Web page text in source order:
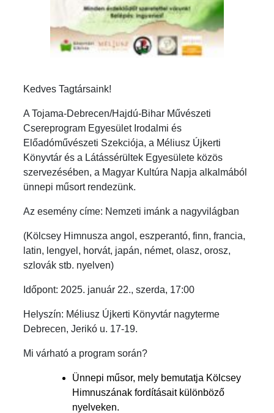
Kedves Tagtársaink!
A Tojama-Debrecen/Hajdú-Bihar Művészeti
Csereprogram Egyesület Irodalmi és
Előadóművészeti Szekciója, a Méliusz Újkerti
Könyvtár és a Látássérültek Egyesülete közös
szervezésében, a Magyar Kultúra Napja alkalmából
ünnepi műsort rendezünk.
Az esemény címe: Nemzeti imánk a nagyvilágban
(Kölcsey Himnusza angol, eszperantó, finn, francia,
latin, lengyel, horvát, japán, német, olasz, orosz,
szlovák stb. nyelven)
Időpont: 2025. január 22., szerda, 17:00
Helyszín: Méliusz Újkerti Könyvtár nagyterme
Debrecen, Jerikó u. 17-19.
Mi várható a program során?
Ünnepi műsor, mely bemutatja Kölcsey
Himnuszának fordításait különböző
nyelveken.